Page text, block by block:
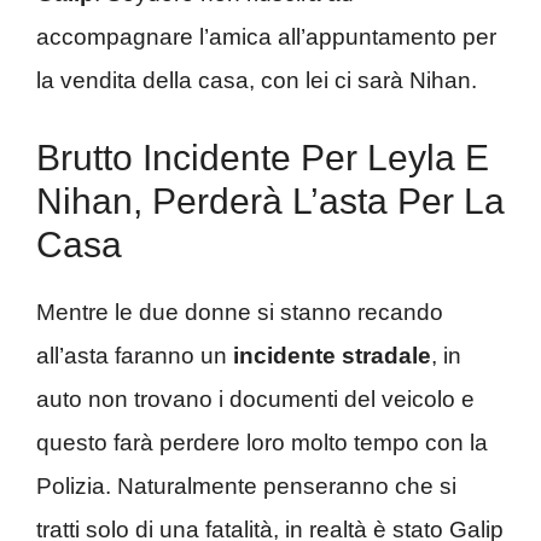
accompagnare l’amica all’appuntamento per
la vendita della casa, con lei ci sarà Nihan.
Brutto Incidente Per Leyla E
Nihan, Perderà L’asta Per La
Casa
Mentre le due donne si stanno recando
all’asta faranno un incidente stradale, in
auto non trovano i documenti del veicolo e
questo farà perdere loro molto tempo con la
Polizia. Naturalmente penseranno che si
tratti solo di una fatalità, in realtà è stato Galip